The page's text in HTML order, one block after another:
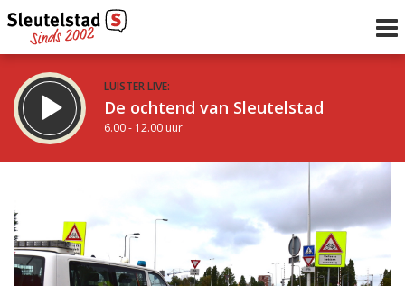
LUISTER LIVE:
De ochtend van Sleutelstad
6.00 - 12.00 uur
De middag van Sleutelstad
12.00 - 18.00 uur
Vorig uur
uur 1 van 0 Volgend uur
Inklappen